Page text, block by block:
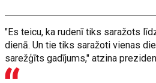
"Es teicu, ka rudenī tiks saražots
dienā. Un tie tiks saražoti vienas
sarežģīts gadījums," atzina